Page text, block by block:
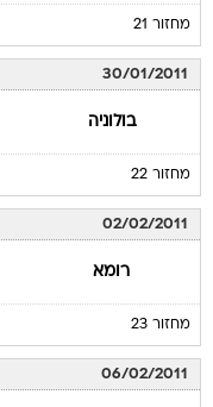
מחזור 21
30/01/2011
בולוניה
מחזור 22
02/02/2011
רומא
מחזור 23
06/02/2011